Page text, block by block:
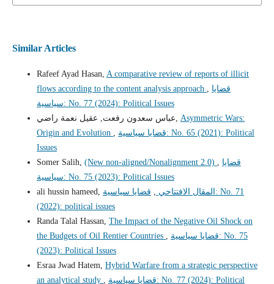
Similar Articles
Rafeef Ayad Hasan, A comparative review of reports of illicit
flows according to the content analysis approach
قضايا
سياسية: No. 77 (2024): Political Issues
Asymmetric Wars:
Origin and Evolution
قضايا سياسية: No. 65 (2021): Political
Issues
Somer Salih, (New non-aligned/Nonalignment 2.0)
قضايا
سياسية: No. 75 (2023): Political Issues
ali hussin hameed,
المقال الافتتاحي
قضايا سياسية: No. 71
(2022): political issues
Randa Talal Hassan, The Impact of the Negative Oil Shock on
the Budgets of Oil Rentier Countries
قضايا سياسية: No. 75
(2023): Political Issues
Esraa Jwad Hatem, Hybrid Warfare from a strategic perspective
an analytical study
قضايا سياسية: No. 77 (2024): Political